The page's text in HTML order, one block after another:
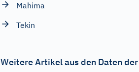
Mahima
Tekin
Weitere Artikel aus den Daten der